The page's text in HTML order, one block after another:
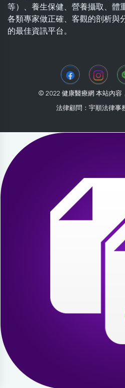
等）、養生保健、營養攝取、體
各類專家做正確、客觀的剖析與
的最佳資訊平台。
© 2022 健康醫療網 本站內容
法律顧問：宇順法律事